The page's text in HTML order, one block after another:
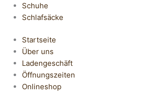
Schuhe
Schlafsäcke
Startseite
Über uns
Ladengeschäft
Öffnungszeiten
Onlineshop